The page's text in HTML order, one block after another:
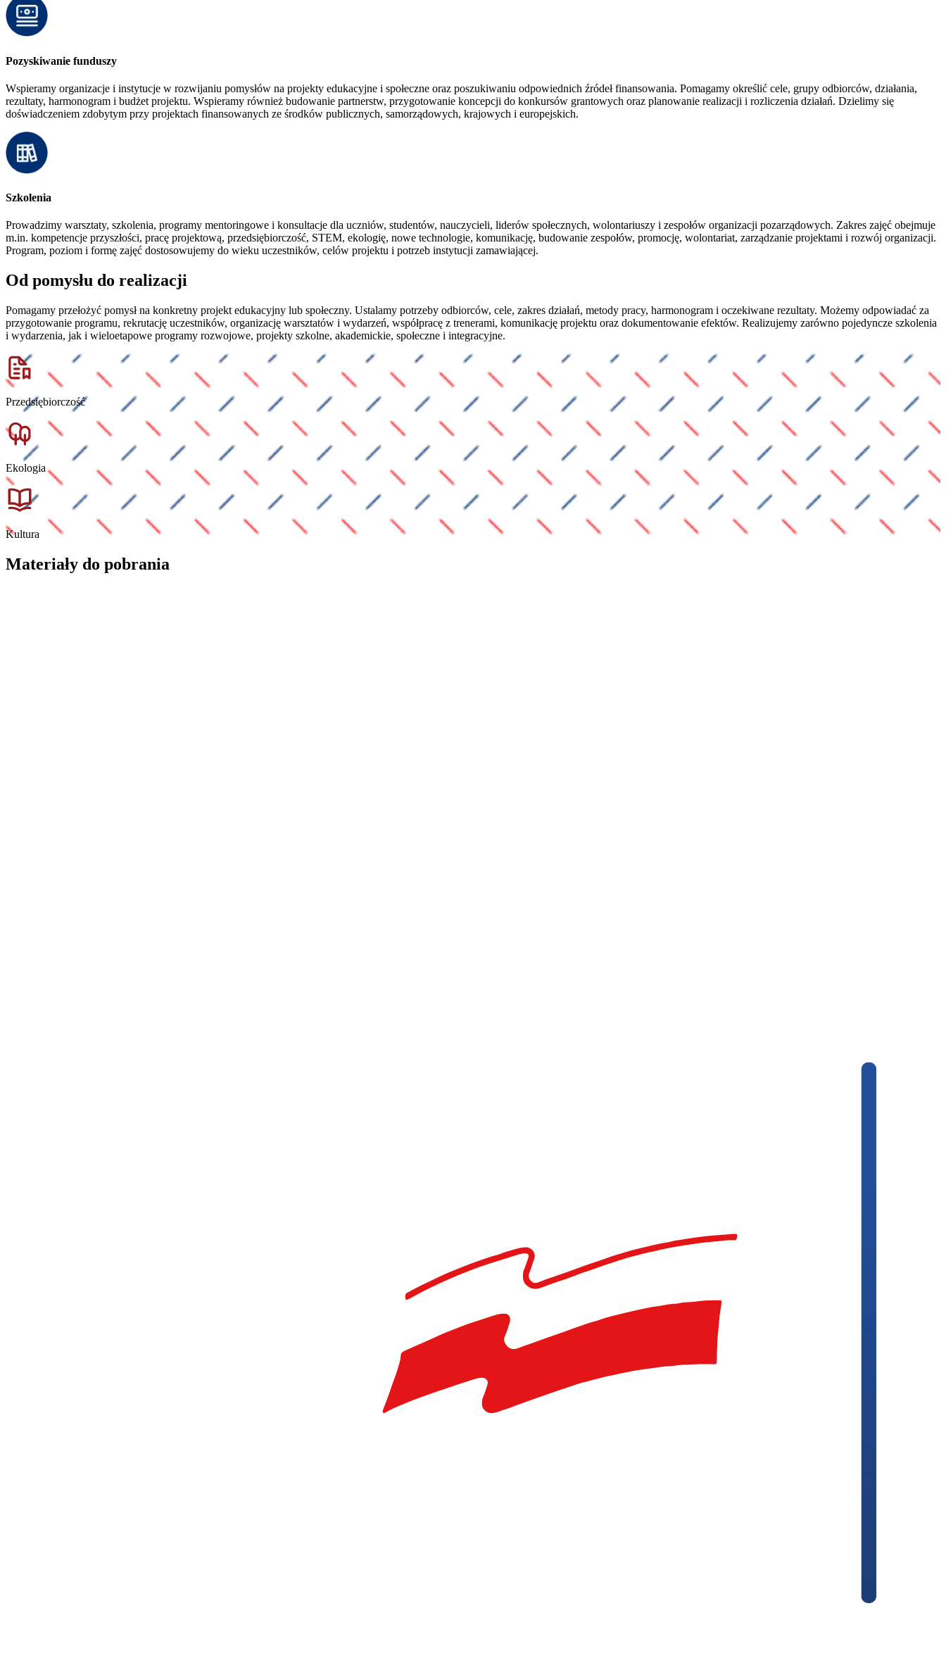
Pozyskiwanie funduszy
Wspieramy organizacje i instytucje w rozwijaniu pomysłów na projekty edukacyjne i społeczne oraz poszukiwaniu odpowiednich źródeł finansowania. Pomagamy określić cele, grupy odbiorców, działania,
rezultaty, harmonogram i budżet projektu. Wspieramy również budowanie partnerstw, przygotowanie koncepcji do konkursów grantowych oraz planowanie realizacji i rozliczenia działań. Dzielimy się
doświadczeniem zdobytym przy projektach finansowanych ze środków publicznych, samorządowych, krajowych i europejskich.
Szkolenia
Prowadzimy warsztaty, szkolenia, programy mentoringowe i konsultacje dla uczniów, studentów, nauczycieli, liderów społecznych, wolontariuszy i zespołów organizacji pozarządowych. Zakres zajęć obejmuje
m.in. kompetencje przyszłości, pracę projektową, przedsiębiorczość, STEM, ekologię, nowe technologie, komunikację, budowanie zespołów, promocję, wolontariat, zarządzanie projektami i rozwój organizacji.
Program, poziom i formę zajęć dostosowujemy do wieku uczestników, celów projektu i potrzeb instytucji zamawiającej.
Od pomysłu do realizacji
Pomagamy przełożyć pomysł na konkretny projekt edukacyjny lub społeczny. Ustalamy potrzeby odbiorców, cele, zakres działań, metody pracy, harmonogram i oczekiwane rezultaty. Możemy odpowiadać za
przygotowanie programu, rekrutację uczestników, organizację warsztatów i wydarzeń, współpracę z trenerami, komunikację projektu oraz dokumentowanie efektów. Realizujemy zarówno pojedyncze szkolenia
i wydarzenia, jak i wieloetapowe programy rozwojowe, projekty szkolne, akademickie, społeczne i integracyjne.
Przedsiębiorczość
Ekologia
Kultura
Materiały do pobrania